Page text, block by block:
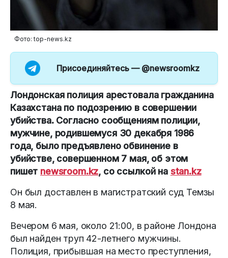
Фото: top-news.kz
Присоединяйтесь — @newsroomkz
Лондонская полиция арестовала гражданина
Казахстана по подозрению в совершении
убийства. Согласно сообщениям полиции,
мужчине, родившемуся 30 декабря 1986
года, было предъявлено обвинение в
убийстве, совершенном 7 мая, об этом
пишет newsroom.kz, со ссылкой на stan.kz
Он был доставлен в магистратский суд Темзы
8 мая.
Вечером 6 мая, около 21:00, в районе Лондона
был найден труп 42-летнего мужчины.
Полиция, прибывшая на место преступления,